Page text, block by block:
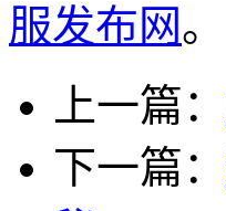
服发布网。
上一篇：
下一篇：